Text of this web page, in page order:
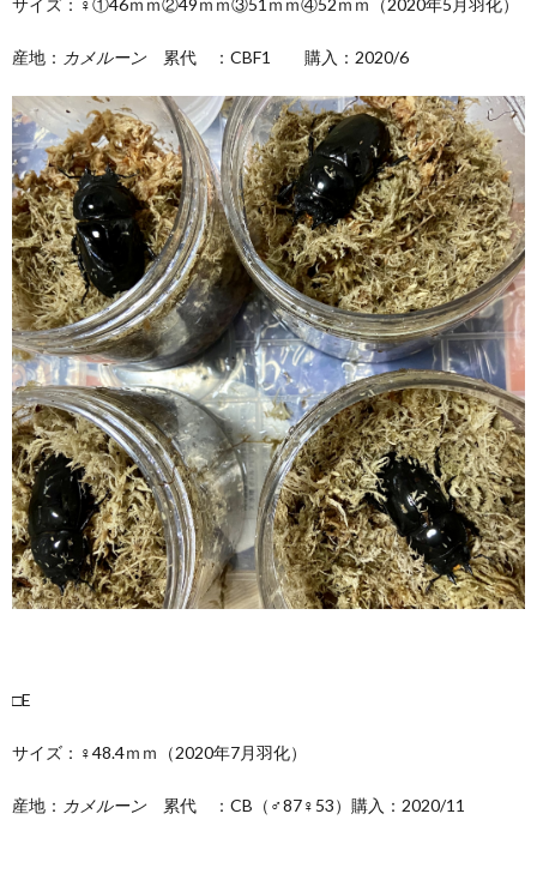
サイズ：♀①46ｍｍ②49ｍｍ③51ｍｍ④52ｍｍ（2020年5月羽化）
産地： カメルーン 累代 ：CBF1 購入：2020/6
□E
サイズ：♀48.4ｍｍ（2020年7月羽化）
産地： カメルーン 累代 ：CB（♂87♀53）購入：2020/11